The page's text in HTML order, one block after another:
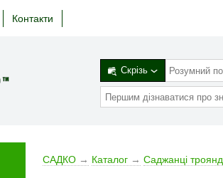
Контакти
Скрізь
САДКО → Каталог → Саджанці троянд